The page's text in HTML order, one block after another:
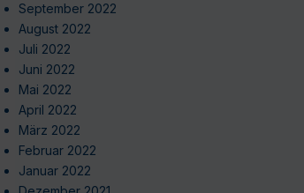
September 2022
August 2022
Juli 2022
Juni 2022
Mai 2022
April 2022
März 2022
Februar 2022
Januar 2022